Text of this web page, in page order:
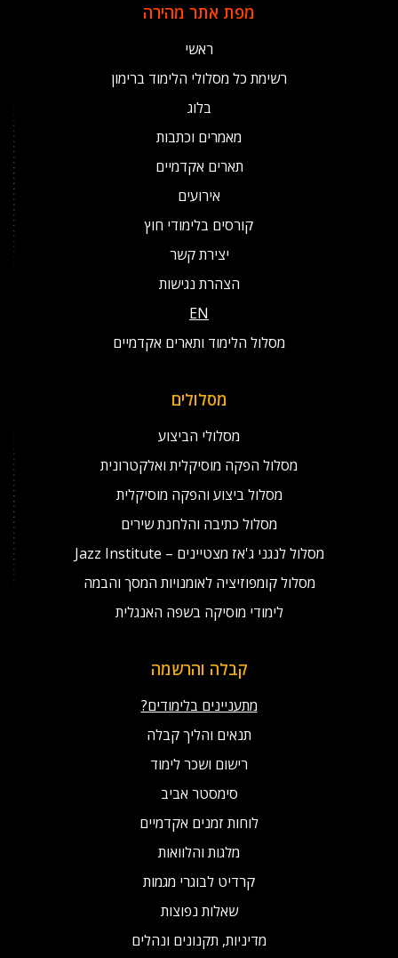
מפת אתר מהירה
ראשי
רשימת כל מסלולי הלימוד ברימון
בלוג
מאמרים וכתבות
תארים אקדמיים
אירועים
קורסים בלימודי חוץ
יצירת קשר
הצהרת נגישות
EN
מסלול הלימוד ותארים אקדמיים
מסלולים
מסלולי הביצוע
מסלול הפקה מוסיקלית ואלקטרונית
מסלול ביצוע והפקה מוסיקלית
מסלול כתיבה והלחנת שירים
מסלול לנגני ג'אז מצטיינים – Jazz Institute
מסלול קומפוזיציה לאומנויות המסך והבמה
לימודי מוסיקה בשפה האנגלית
קבלה והרשמה
מתעניינים בלימודים?
תנאים והליך קבלה
רישום ושכר לימוד
סימסטר אביב
לוחות זמנים אקדמיים
מלגות והלוואות
קרדיט לבוגרי מגמות
שאלות נפוצות
מדיניות, תקנונים ונהלים